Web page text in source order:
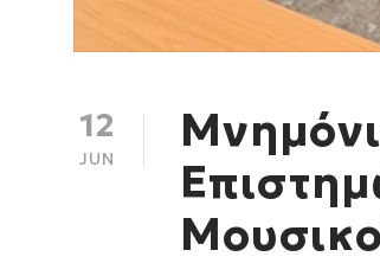
12
JUN